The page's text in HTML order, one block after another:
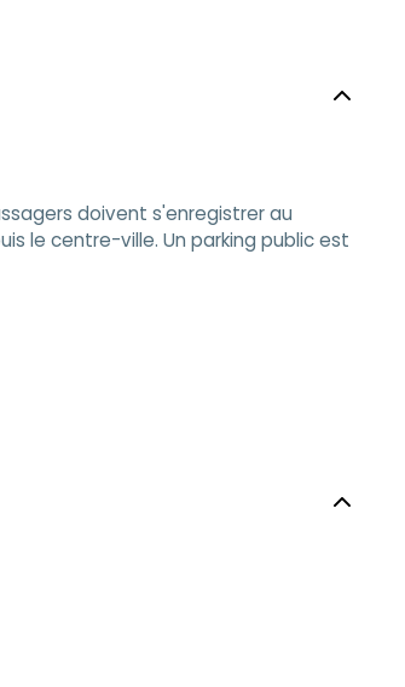
doivent s'enregistrer au
le centre-ville. Un parking public est